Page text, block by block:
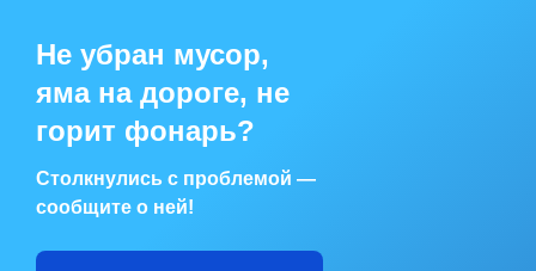
Не убран мусор,
яма на дороге, не
горит фонарь?
Столкнулись с проблемой —
сообщите о ней!